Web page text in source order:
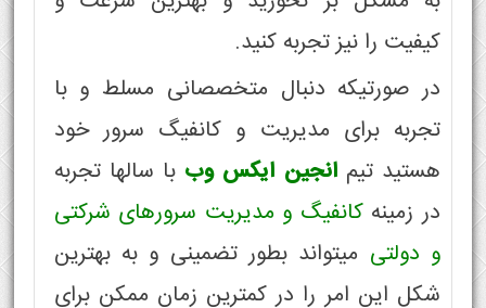
کیفیت را نیز تجربه کنید.
در صورتیکه دنبال متخصصانی مسلط و با
تجربه برای مدیریت و کانفیگ سرور خود
هستید تیم انجین ایکس وب با سالها تجربه
در زمینه کانفیگ و مدیریت سرورهای شرکتی
و دولتی میتواند بطور تضمینی و به بهترین
شکل این امر را در کمترین زمان ممکن برای